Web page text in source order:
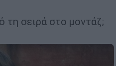
τη σειρά στο μοντάζ;